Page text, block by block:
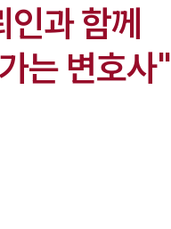
과 함께
는 변호사"